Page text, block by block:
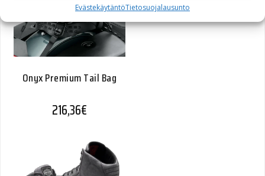
EvästekäytäntöTietosuojalausunto
Onyx Premium Tail Bag
216,36€